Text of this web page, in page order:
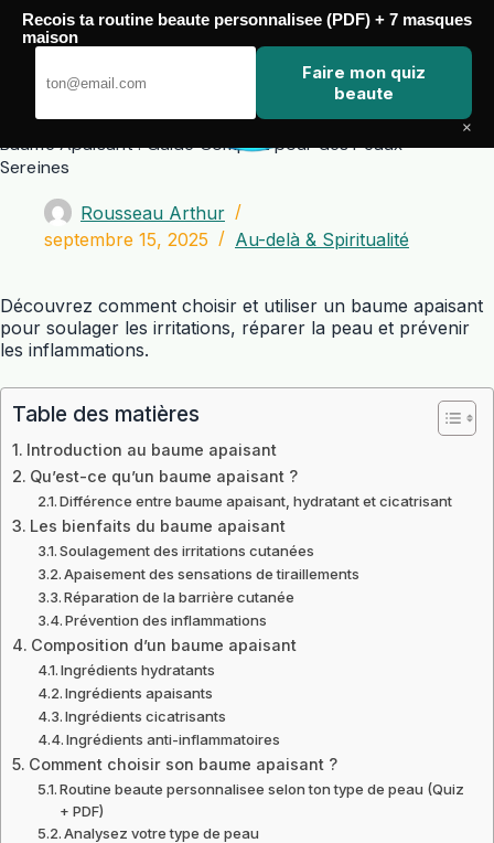
Passer
contenu
Baume Apaisant : Guide Complet pour des Peaux
Sereines
Rousseau Arthur
septembre 15, 2025
Au-delà & Spiritualité
Découvrez comment choisir et utiliser un baume apaisant
pour soulager les irritations, réparer la peau et prévenir
les inflammations.
Table des matières
Introduction au baume apaisant
Qu’est-ce qu’un baume apaisant ?
Différence entre baume apaisant, hydratant et cicatrisant
Les bienfaits du baume apaisant
Soulagement des irritations cutanées
Apaisement des sensations de tiraillements
Réparation de la barrière cutanée
Prévention des inflammations
Composition d’un baume apaisant
Ingrédients hydratants
Ingrédients apaisants
Ingrédients cicatrisants
Ingrédients anti-inflammatoires
Comment choisir son baume apaisant ?
Routine beaute personnalisee selon ton type de peau (Quiz
+ PDF)
Analysez votre type de peau
Recois ta routine beaute personnalisee (PDF) + 7 masques
maison
Faire mon quiz
beaute
×